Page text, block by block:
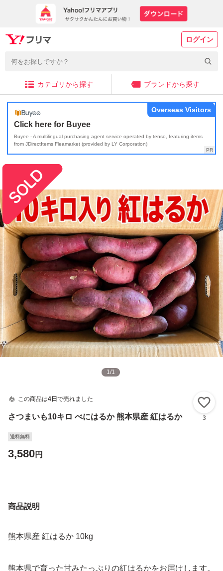
ログイン
カテゴリから探す ブランドから探す
Click here for Buyee
Buyee - A multilingual purchasing agent service operated by tenso, featuring items
from JDirectItems Fleamarket (provided by LY Corporation)
Overseas Visitors
1/1
この商品は4日 で売れました
さつまいも10キロ べにはるか 熊本県産 紅はるか 3
送料無料
3,580円
商品説明
熊本県産 紅はるか 10kg
熊本県で育った甘みたっぷりの紅はるかをお届けします。